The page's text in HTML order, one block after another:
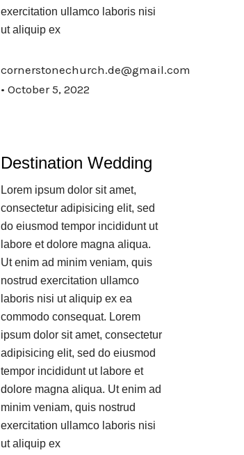
exercitation ullamco laboris nisi
ut aliquip ex
cornerstonechurch.de@gmail.com
October 5, 2022
Destination Wedding
Lorem ipsum dolor sit amet,
consectetur adipisicing elit, sed
do eiusmod tempor incididunt ut
labore et dolore magna aliqua.
Ut enim ad minim veniam, quis
nostrud exercitation ullamco
laboris nisi ut aliquip ex ea
commodo consequat. Lorem
ipsum dolor sit amet, consectetur
adipisicing elit, sed do eiusmod
tempor incididunt ut labore et
dolore magna aliqua. Ut enim ad
minim veniam, quis nostrud
exercitation ullamco laboris nisi
ut aliquip ex